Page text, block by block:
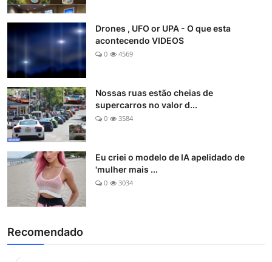
Drones , UFO or UPA - O que esta
acontecendo VIDEOS
0 4569
Nossas ruas estão cheias de
supercarros no valor d...
0 3584
Eu criei o modelo de IA apelidado de
'mulher mais ...
0 3034
Recomendado